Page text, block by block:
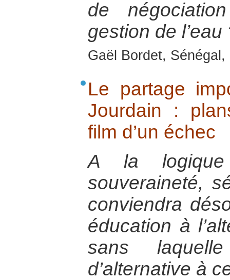
de
gestion de l’eau
Gaël Bordet,
Le partage
Jourdain :
film d’un échec
A la
souveraineté,
conviendra
éducation à
sans
d’alternative à